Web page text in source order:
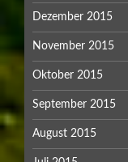
Dezember 2015
November 2015
Oktober 2015
September 2015
August 2015